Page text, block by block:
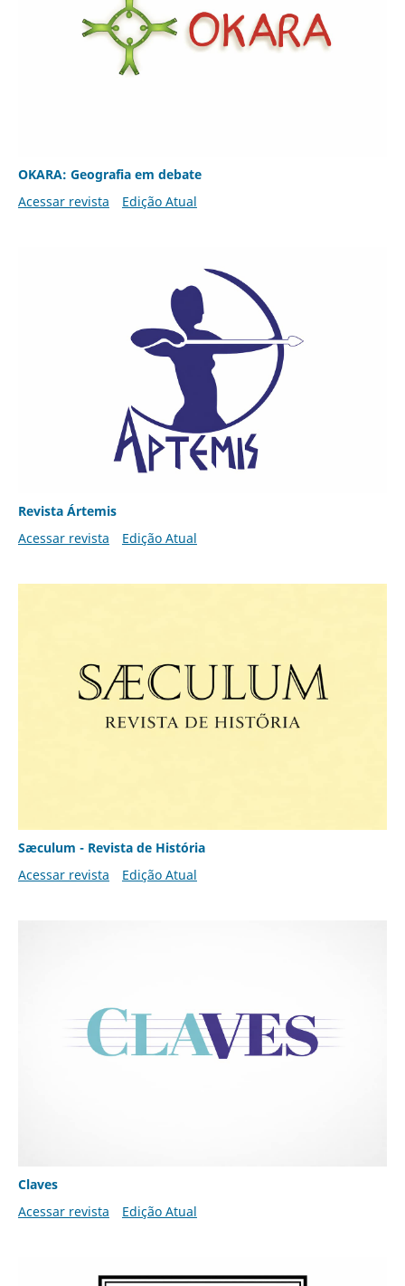
OKARA: Geografia em debate
Acessar revista
Edição Atual
Revista Ártemis
Acessar revista
Edição Atual
Sæculum - Revista de História
Acessar revista
Edição Atual
Claves
Acessar revista
Edição Atual